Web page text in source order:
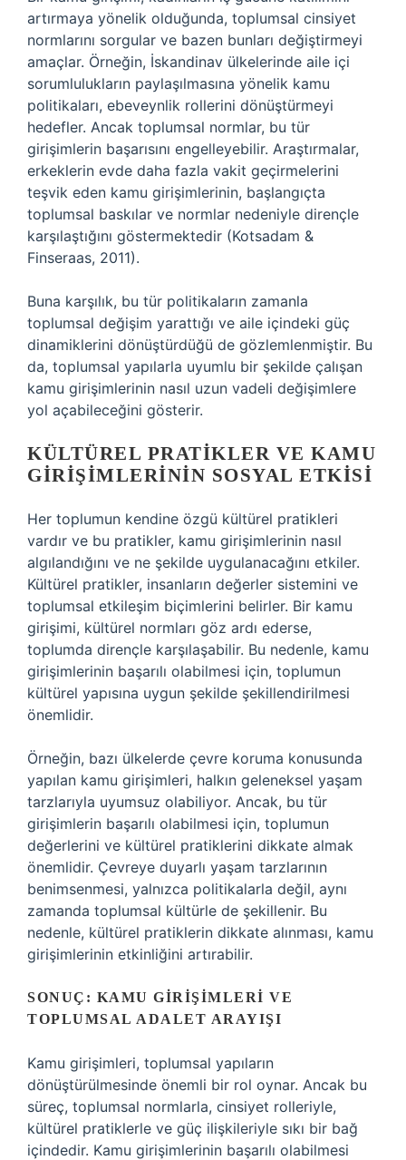
artırmaya yönelik olduğunda, toplumsal cinsiyet
normlarını sorgular ve bazen bunları değiştirmeyi
amaçlar. Örneğin, İskandinav ülkelerinde aile içi
sorumlulukların paylaşılmasına yönelik kamu
politikaları, ebeveynlik rollerini dönüştürmeyi
hedefler. Ancak toplumsal normlar, bu tür
girişimlerin başarısını engelleyebilir. Araştırmalar,
erkeklerin evde daha fazla vakit geçirmelerini
teşvik eden kamu girişimlerinin, başlangıçta
toplumsal baskılar ve normlar nedeniyle dirençle
karşılaştığını göstermektedir (Kotsadam &
Finseraas, 2011).
Buna karşılık, bu tür politikaların zamanla
toplumsal değişim yarattığı ve aile içindeki güç
dinamiklerini dönüştürdüğü de gözlemlenmiştir. Bu
da, toplumsal yapılarla uyumlu bir şekilde çalışan
kamu girişimlerinin nasıl uzun vadeli değişimlere
yol açabileceğini gösterir.
KÜLTÜREL PRATIKLER VE KAMU
GIRIŞIMLERININ SOSYAL ETKISI
Her toplumun kendine özgü kültürel pratikleri
vardır ve bu pratikler, kamu girişimlerinin nasıl
algılandığını ve ne şekilde uygulanacağını etkiler.
Kültürel pratikler, insanların değerler sistemini ve
toplumsal etkileşim biçimlerini belirler. Bir kamu
girişimi, kültürel normları göz ardı ederse,
toplumda dirençle karşılaşabilir. Bu nedenle, kamu
girişimlerinin başarılı olabilmesi için, toplumun
kültürel yapısına uygun şekilde şekillendirilmesi
önemlidir.
Örneğin, bazı ülkelerde çevre koruma konusunda
yapılan kamu girişimleri, halkın geleneksel yaşam
tarzlarıyla uyumsuz olabiliyor. Ancak, bu tür
girişimlerin başarılı olabilmesi için, toplumun
değerlerini ve kültürel pratiklerini dikkate almak
önemlidir. Çevreye duyarlı yaşam tarzlarının
benimsenmesi, yalnızca politikalarla değil, aynı
zamanda toplumsal kültürle de şekillenir. Bu
nedenle, kültürel pratiklerin dikkate alınması, kamu
girişimlerinin etkinliğini artırabilir.
SONUÇ: KAMU GIRIŞIMLERI VE
TOPLUMSAL ADALET ARAYIŞI
Kamu girişimleri, toplumsal yapıların
dönüştürülmesinde önemli bir rol oynar. Ancak bu
süreç, toplumsal normlarla, cinsiyet rolleriyle,
kültürel pratiklerle ve güç ilişkileriyle sıkı bir bağ
içindedir. Kamu girişimlerinin başarılı olabilmesi